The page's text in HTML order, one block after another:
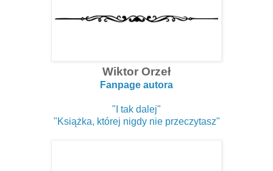
Wiktor Orzeł
Fanpage autora
"I tak dalej"
"Książka, której nigdy nie przeczytasz"